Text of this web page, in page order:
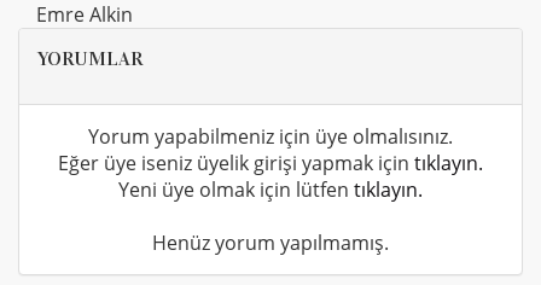
Emre Alkin
YORUMLAR
Yorum yapabilmeniz için üye olmalısınız.
Eğer üye iseniz üyelik girişi yapmak için tıklayın.
Yeni üye olmak için lütfen tıklayın.
Henüz yorum yapılmamış.